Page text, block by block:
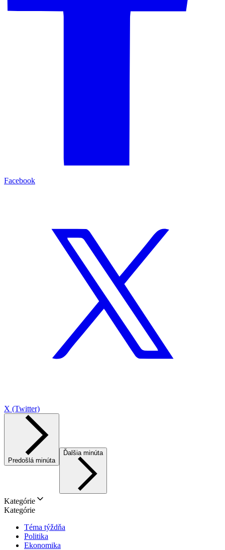
Facebook
X (Twitter)
Predošlá minúta
Ďalšia minúta
Kategórie
Kategórie
Téma týždňa
Politika
Ekonomika